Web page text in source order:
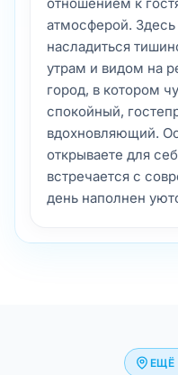
спокойный,
вдохновляющий.
открываете для
встречается с
день наполнен